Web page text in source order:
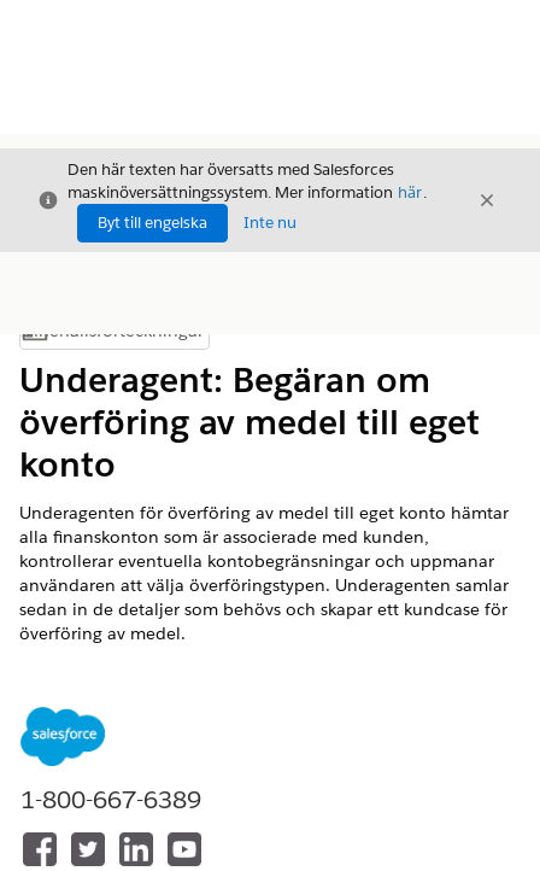
Stäng
Den här texten har översatts med Salesforces
maskinöversättningssystem. Mer information här.
Byt till engelska
Inte nu
Stäng
Visa innehållsförteckning
Innehållsförteckningar
Underagent: Begäran om
överföring av medel till eget
konto
Underagenten för överföring av medel till eget konto hämtar
alla finanskonton som är associerade med kunden,
kontrollerar eventuella kontobegränsningar och uppmanar
användaren att välja överföringstypen. Underagenten samlar
sedan in de detaljer som behövs och skapar ett kundcase för
överföring av medel.
Tillgängliga i: Lightning Experience
Tillgängliga i:
DeveloperEditions med tillägget Agentforce för Automotive
eller inkluderat i Agentforce 1 Automotive Edition. Kräver
att varje användare har tillägget Agentforce för Automotive
för åtkomst till åtgärden.
1-800-667-6389